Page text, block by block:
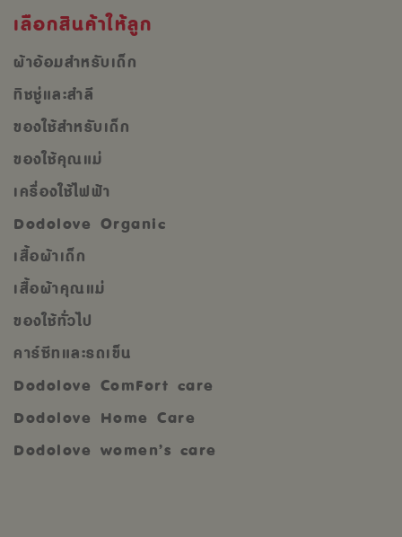
เลือกสินค้าให้ลูก
ผ้าอ้อมสำหรับเด็ก
ทิชชู่และสำลี
ของใช้สำหรับเด็ก
ของใช้คุณแม่
เครื่องใช้ไฟฟ้า
Dodolove Organic
เสื้อผ้าเด็ก
เสื้อผ้าคุณแม่
ของใช้ทั่วไป
คาร์ซีทและรถเข็น
Dodolove ComFort care
Dodolove Home Care
Dodolove women’s care